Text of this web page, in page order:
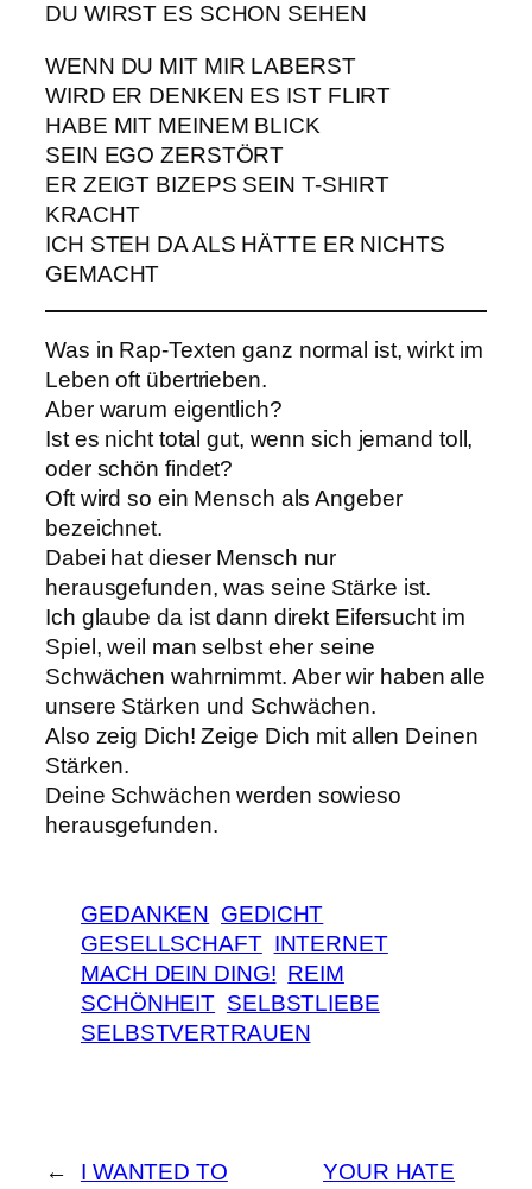
DU WIRST ES SCHON SEHEN
WENN DU MIT MIR LABERST
WIRD ER DENKEN ES IST FLIRT
HABE MIT MEINEM BLICK
SEIN EGO ZERSTÖRT
ER ZEIGT BIZEPS SEIN T-SHIRT
KRACHT
ICH STEH DA ALS HÄTTE ER NICHTS
GEMACHT
Was in Rap-Texten ganz normal ist, wirkt im
Leben oft übertrieben.
Aber warum eigentlich?
Ist es nicht total gut, wenn sich jemand toll,
oder schön findet?
Oft wird so ein Mensch als Angeber
bezeichnet.
Dabei hat dieser Mensch nur
herausgefunden, was seine Stärke ist.
Ich glaube da ist dann direkt Eifersucht im
Spiel, weil man selbst eher seine
Schwächen wahrnimmt. Aber wir haben alle
unsere Stärken und Schwächen.
Also zeig Dich! Zeige Dich mit allen Deinen
Stärken.
Deine Schwächen werden sowieso
herausgefunden.
GEDANKEN GEDICHT
GESELLSCHAFT INTERNET
MACH DEIN DING! REIM
SCHÖNHEIT SELBSTLIEBE
SELBSTVERTRAUEN
← I WANTED TO YOUR HATE